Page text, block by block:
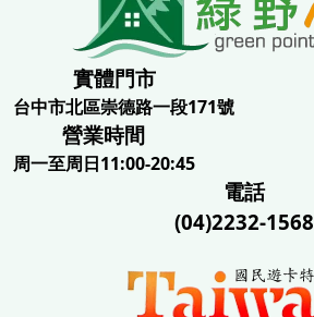
實體門市
台中市北區崇德路一段171號
營業時間
周一至周日11:00-20:45
電話
(04)2232-1568